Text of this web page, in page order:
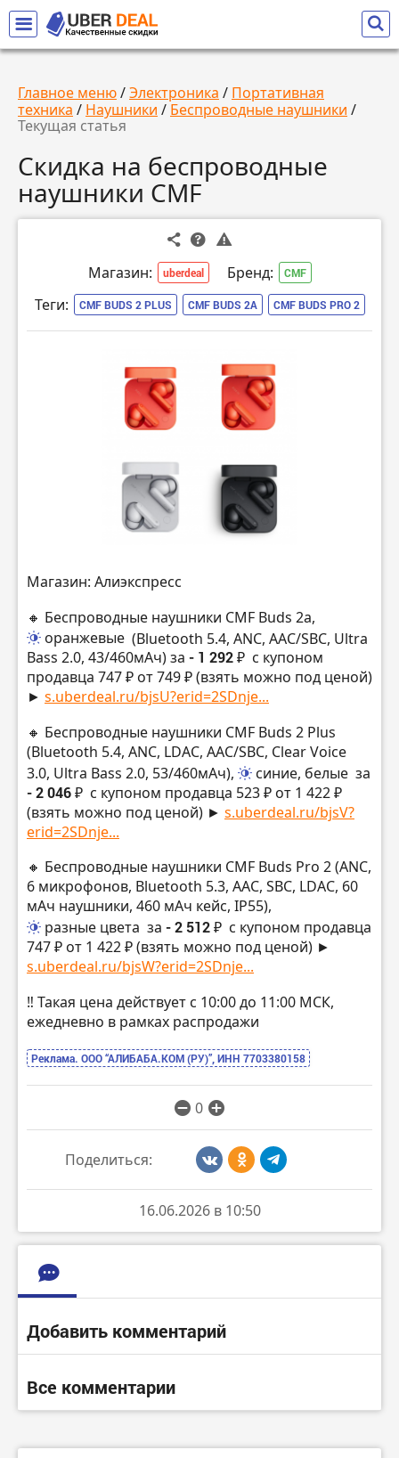
Главное меню/Электроника / Портативная
техника / Наушники / Беспроводные наушники /
Текущая статья
Скидка на беспроводные
наушники CMF
Магазин: uberdeal Бренд: CMF
Теги: CMF BUDS 2 PLUS CMF BUDS 2A CMF BUDS PRO 2
Магазин: Алиэкспресс
🔸 Беспроводные наушники CMF Buds 2a,
оранжевые (Bluetooth 5.4, ANC, AAC/SBC, Ultra
Bass 2.0, 43/460мАч) за - 1 292 ₽ с купоном
продавца 747 ₽ от 749 ₽ (взять можно под ценой)
► s.uberdeal.ru/bjsU?erid=2SDnje...
🔸 Беспроводные наушники CMF Buds 2 Plus
(Bluetooth 5.4, ANC, LDAC, AAC/SBC, Clear Voice
3.0, Ultra Bass 2.0, 53/460мАч),
синие, белые за
- 2 046 ₽ с купоном продавца 523 ₽ от 1 422 ₽
(взять можно под ценой) ► s.uberdeal.ru/bjsV?
erid=2SDnje...
🔸 Беспроводные наушники CMF Buds Pro 2 (ANC,
6 микрофонов, Bluetooth 5.3, AAC, SBC, LDAC, 60
мАч наушники, 460 мАч кейс, IP55),
разные цвета за - 2 512 ₽ с купоном продавца
747 ₽ от 1 422 ₽ (взять можно под ценой) ►
s.uberdeal.ru/bjsW?erid=2SDnje...
‼️ Такая цена действует с 10:00 до 11:00 МСК,
ежедневно в рамках распродажи
Реклама. ООО “АЛИБАБА.КОМ (РУ)”, ИНН 7703380158
0
Поделиться:
16.06.2026 в 10:50
Добавить комментарий
Все комментарии